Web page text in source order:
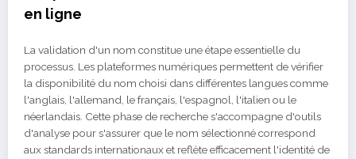
en ligne
La validation d'un nom constitue une étape essentielle du
processus. Les plateformes numériques permettent de vérifier
la disponibilité du nom choisi dans différentes langues comme
l'anglais, l'allemand, le français, l'espagnol, l'italien ou le
néerlandais. Cette phase de recherche s'accompagne d'outils
d'analyse pour s'assurer que le nom sélectionné correspond
aux standards internationaux et reflète efficacement l'identité de